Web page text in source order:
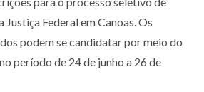
Federal em Canoas. Os
podem se candidatar por meio do
no período de 24 de junho a 26 de